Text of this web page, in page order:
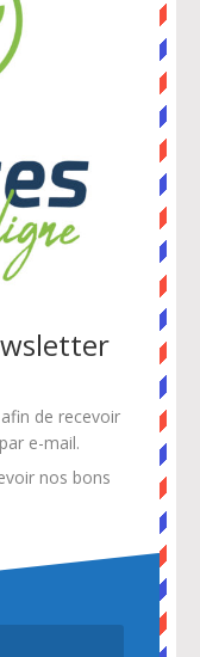
de recevoir
e-mail.
nos bons